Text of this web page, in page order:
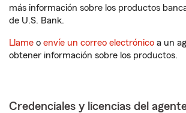
más información sobre los productos
de U.S. Bank.
Llame o envíe un correo electrónico a un
obtener información sobre los productos.
Credenciales y licencias del